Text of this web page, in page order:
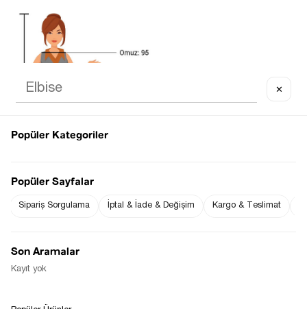
Notify me when
Notify Me When Available
✕
Popüler Kategoriler
Popüler Sayfalar
Sipariş Sorgulama İptal & İade & Değişim Kargo & Teslimat
Son Aramalar
Kayıt yok